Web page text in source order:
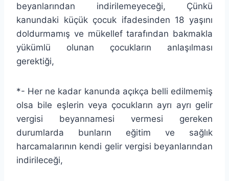
beyanlarından indirilemeyeceği, Çünkü
kanundaki küçük çocuk ifadesinden 18 yaşını
doldurmamış ve mükellef tarafından bakmakla
yükümlü olunan çocukların anlaşılması
gerektiği,
*- Her ne kadar kanunda açıkça belli edilmemiş
olsa bile eşlerin veya çocukların ayrı ayrı gelir
vergisi beyannamesi vermesi gereken
durumlarda bunların eğitim ve sağlık
harcamalarının kendi gelir vergisi beyanlarından
indirileceği,